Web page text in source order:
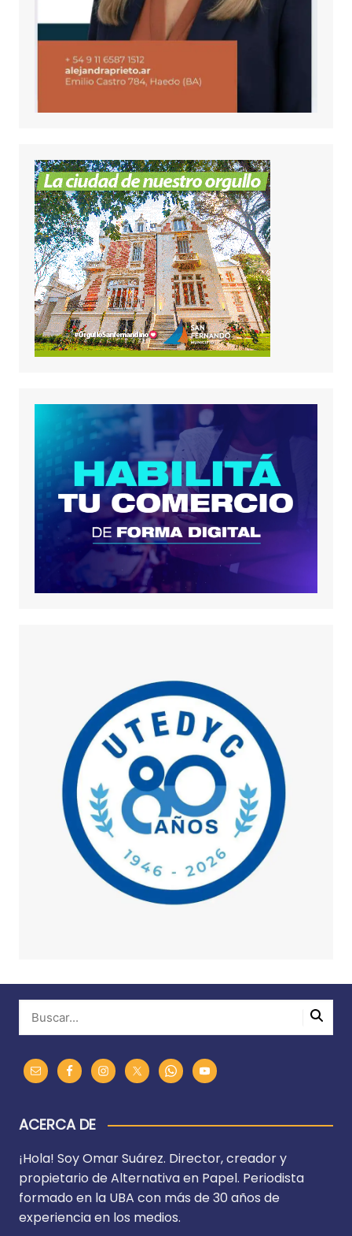
ACERCA DE
¡Hola! Soy Omar Suárez. Director, creador y
propietario de Alternativa en Papel. Periodista
formado en la UBA con más de 30 años de
experiencia en los medios.